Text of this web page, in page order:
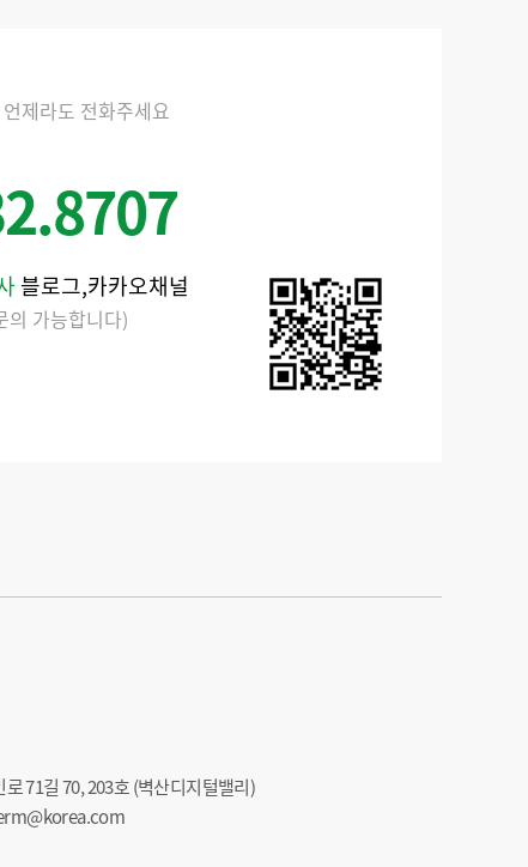
제라도 전화주세요
블로그,카카오채널
의 가능합니다)
71길 70, 203호 (벽산디지털밸리)